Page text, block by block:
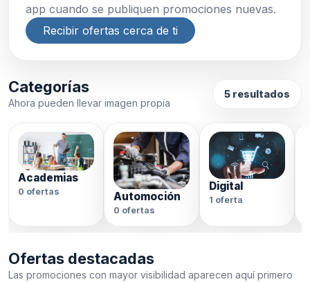
app cuando se publiquen promociones nuevas.
Recibir ofertas cerca de ti
Categorías
Ahora pueden llevar imagen propia
5 resultados
Academias
0 ofertas Automoción
0 ofertas
Digital
1 oferta
Ofertas destacadas
Las promociones con mayor visibilidad aparecen aquí primero